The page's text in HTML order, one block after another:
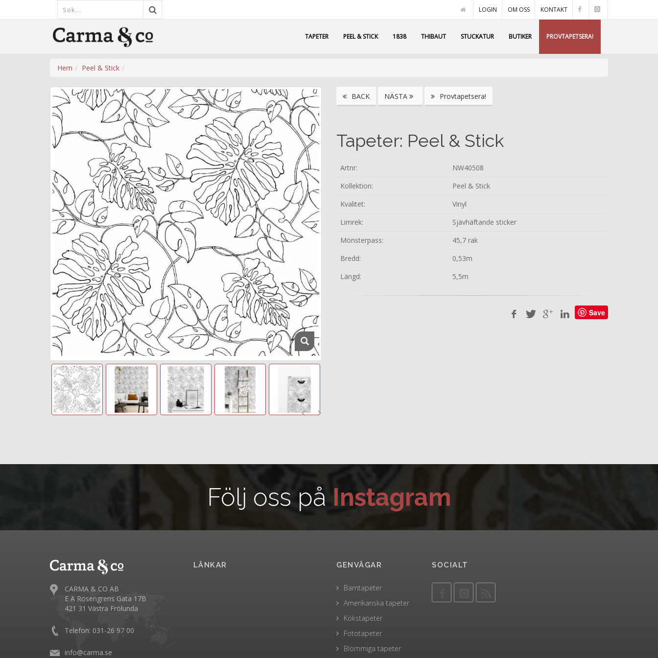
LOGIN OM OSS KONTAKT
TAPETER PEEL & STICK 1838 THIBAUT STUCKATUR BUTIKER PROVTAPETSERA!
Hem Peel & Stick
BACK NÄSTA Provtapetsera!
Tapeter: Peel & Stick
Artnr:
NW40508
Kollektion:
Peel & Stick
Kvalitet:
Vinyl
Limrek:
Sjävhäftande sticker
Mönsterpass:
45,7 rak
Bredd:
0,53m
Längd:
5,5m
Save
Följ oss på Instagram
CARMA & CO AB
E A Rosengrens Gata 17B
421 31 Västra Frölunda
Telefon: 031-26 97 00
info@carma.se
LÄNKAR GENVÄGAR
Barntapeter
Amerikanska tapeter
Kökstapeter
Fototapeter
Blommiga tapeter
SOCIALT